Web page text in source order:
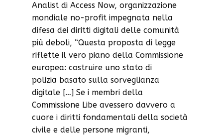
Analist di Access Now, organizzazione
mondiale no-profit impegnata nella
difesa dei diritti digitali delle comunità
più deboli, “Questa proposta di legge
riflette il vero piano della Commissione
europea: costruire uno stato di
polizia basato sulla sorveglianza
digitale […] Se i membri della
Commissione Libe avessero davvero a
cuore i diritti fondamentali della società
civile e delle persone migranti,